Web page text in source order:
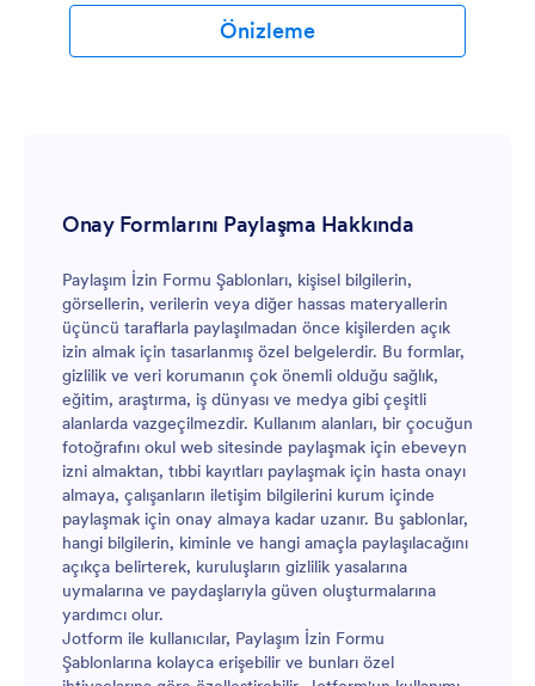
Önizleme
Onay Formlarını Paylaşma Hakkında
Paylaşım İzin Formu Şablonları, kişisel bilgilerin,
görsellerin, verilerin veya diğer hassas materyallerin
üçüncü taraflarla paylaşılmadan önce kişilerden açık
izin almak için tasarlanmış özel belgelerdir. Bu formlar,
gizlilik ve veri korumanın çok önemli olduğu sağlık,
eğitim, araştırma, iş dünyası ve medya gibi çeşitli
alanlarda vazgeçilmezdir. Kullanım alanları, bir çocuğun
fotoğrafını okul web sitesinde paylaşmak için ebeveyn
izni almaktan, tıbbi kayıtları paylaşmak için hasta onayı
almaya, çalışanların iletişim bilgilerini kurum içinde
paylaşmak için onay almaya kadar uzanır. Bu şablonlar,
hangi bilgilerin, kiminle ve hangi amaçla paylaşılacağını
açıkça belirterek, kuruluşların gizlilik yasalarına
uymalarına ve paydaşlarıyla güven oluşturmalarına
yardımcı olur.
Jotform ile kullanıcılar, Paylaşım İzin Formu
Şablonlarına kolayca erişebilir ve bunları özel